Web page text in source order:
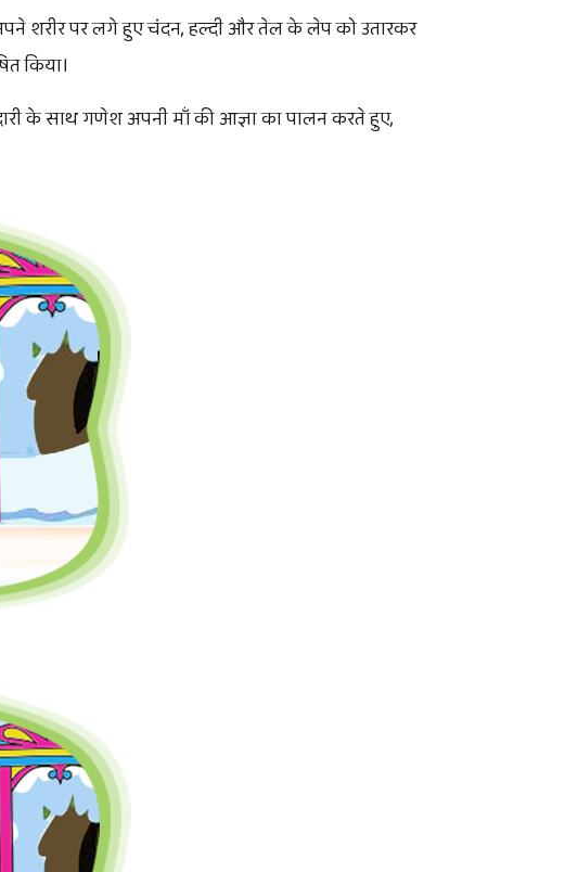
अपने शरीर पर लगे हुए चंदन, हल्दी और तेल के लेप को उतारकर
किया।
के साथ गणेश अपनी माँ की आज्ञा का पालन करते हुए,